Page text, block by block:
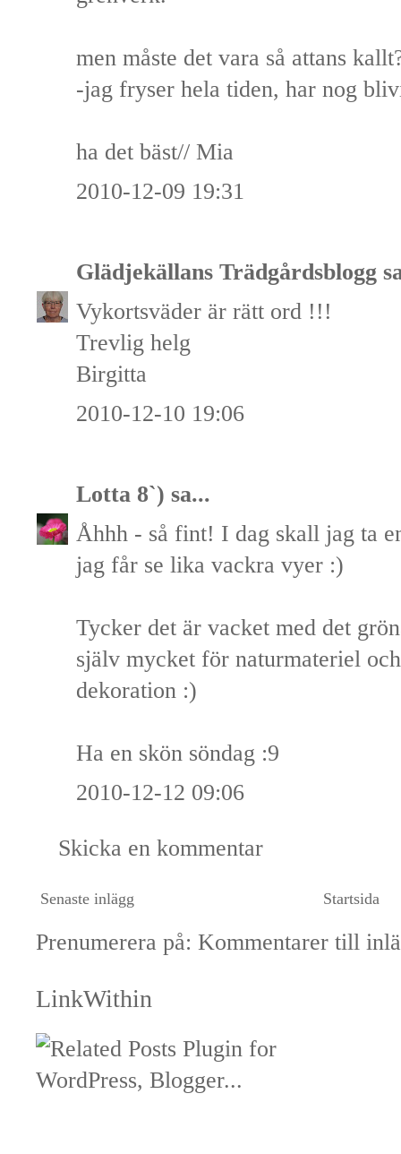
men måste det vara så attans
-jag fryser hela tiden, har nog
ha det bäst// Mia
2010-12-09 19:31
Glädjekällans Trädgårdsblogg
Vykortsväder är rätt ord !!!
Trevlig helg
Birgitta
2010-12-10 19:06
Lotta 8`) sa...
Åhhh - så fint! I dag skall jag ta
jag får se lika vackra vyer :)
Tycker det är vacket med det
själv mycket för naturmateriel
dekoration :)
Ha en skön söndag :9
2010-12-12 09:06
Skicka en kommentar
Senaste inlägg Startsida
Prenumerera på: Kommentarer till
LinkWithin